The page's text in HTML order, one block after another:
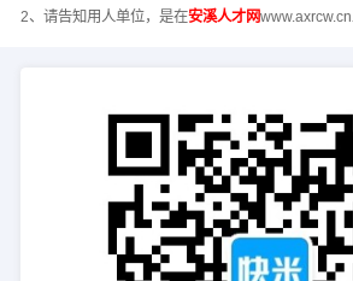
2、请告知用人单位，是在安溪人才网